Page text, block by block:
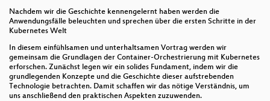
Nachdem wir die Geschichte kennengelernt haben werden die
Anwendungsfälle beleuchten und sprechen über die ersten Schritte in der
Kubernetes Welt
In diesem einfühlsamen und unterhaltsamen Vortrag werden wir
gemeinsam die Grundlagen der Container-Orchestrierung mit Kubernetes
erforschen. Zunächst legen wir ein solides Fundament, indem wir die
grundlegenden Konzepte und die Geschichte dieser aufstrebenden
Technologie betrachten. Damit schaffen wir das nötige Verständnis, um
uns anschließend den praktischen Aspekten zuzuwenden.